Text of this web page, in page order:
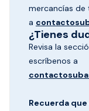
mercancías de
a
¿Tienes
Revisa la
escríbenos a
Recuerda